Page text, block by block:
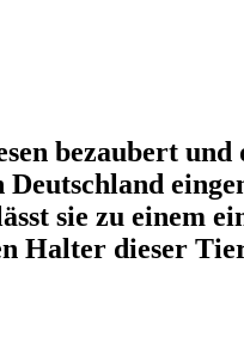
bezaubert
sie zu einem
Halter dieser